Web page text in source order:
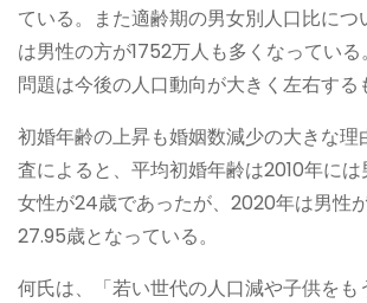
ている。また適齢期の男女別人口比に
は男性の方が1752万人も多くなってい
問題は今後の人口動向が大きく左右する
初婚年齢の上昇も婚姻数減少の大きな理
査によると、平均初婚年齢は2010年には
女性が24歳であったが、2020年は男性
27.95歳となっている。
何氏は、「若い世代の人口減や子供をも